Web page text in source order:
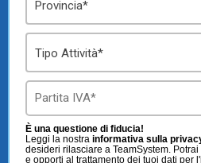
Provincia*
Tipo Attività*
È una questione di fiducia!
Leggi la nostra informativa sulla
desideri rilasciare a TeamSystem.
e opporti al trattamento dei tuoi dati per